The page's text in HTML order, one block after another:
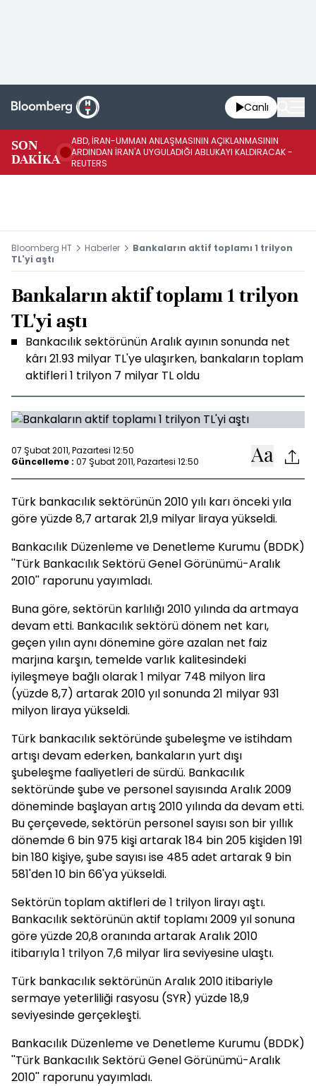
Canlı
SON
DAKİKA
ABD, İRAN-UMMAN ANLAŞMASININ AÇIKLANMASININ
ARDINDAN İRAN'A UYGULADIĞI ABLUKAYI KALDIRACAK -
REUTERS
Bloomberg HT Haberler
Bankaların aktif toplamı 1 trilyon
TL'yi aştı
Bankaların aktif toplamı 1 trilyon
TL'yi aştı
Bankacılık sektörünün Aralık ayının sonunda net
kârı 21.93 milyar TL'ye ulaşırken, bankaların toplam
aktifleri 1 trilyon 7 milyar TL oldu
07 Şubat 2011, Pazartesi 12:50
Güncelleme : 07 Şubat 2011, Pazartesi 12:50
Türk bankacılık sektörünün 2010 yılı karı önceki yıla
göre yüzde 8,7 artarak 21,9 milyar liraya yükseldi.
Bankacılık Düzenleme ve Denetleme Kurumu (BDDK)
''Türk Bankacılık Sektörü Genel Görünümü-Aralık
2010'' raporunu yayımladı.
Buna göre, sektörün karlılığı 2010 yılında da artmaya
devam etti. Bankacılık sektörü dönem net karı,
geçen yılın aynı dönemine göre azalan net faiz
marjına karşın, temelde varlık kalitesindeki
iyileşmeye bağlı olarak 1 milyar 748 milyon lira
(yüzde 8,7) artarak 2010 yıl sonunda 21 milyar 931
milyon liraya yükseldi.
Türk bankacılık sektöründe şubeleşme ve istihdam
artışı devam ederken, bankaların yurt dışı
şubeleşme faaliyetleri de sürdü. Bankacılık
sektöründe şube ve personel sayısında Aralık 2009
döneminde başlayan artış 2010 yılında da devam etti.
Bu çerçevede, sektörün personel sayısı son bir yıllık
dönemde 6 bin 975 kişi artarak 184 bin 205 kişiden 191
bin 180 kişiye, şube sayısı ise 485 adet artarak 9 bin
581'den 10 bin 66'ya yükseldi.
Sektörün toplam aktifleri de 1 trilyon lirayı aştı.
Bankacılık sektörünün aktif toplamı 2009 yıl sonuna
göre yüzde 20,8 oranında artarak Aralık 2010
itibarıyla 1 trilyon 7,6 milyar lira seviyesine ulaştı.
Türk bankacılık sektörünün Aralık 2010 itibariyle
sermaye yeterliliği rasyosu (SYR) yüzde 18,9
seviyesinde gerçekleşti.
Bankacılık Düzenleme ve Denetleme Kurumu (BDDK)
''Türk Bankacılık Sektörü Genel Görünümü-Aralık
2010'' raporunu yayımladı.